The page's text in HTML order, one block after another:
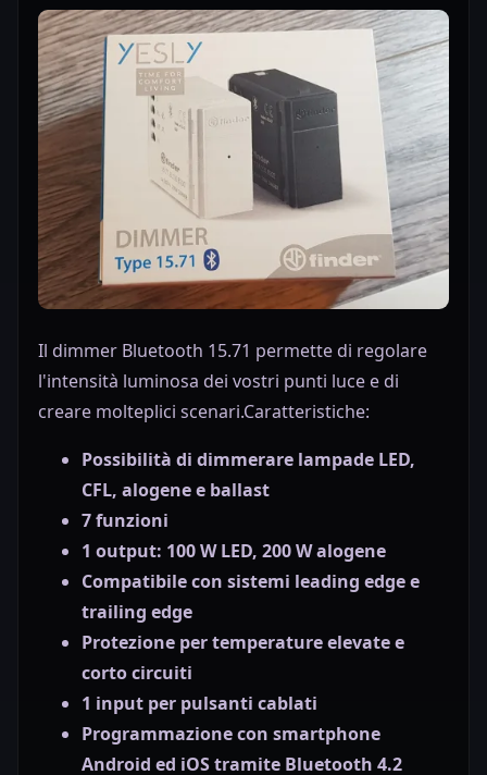
Il dimmer Bluetooth 15.71 permette di regolare
l'intensità luminosa dei vostri punti luce e di
creare molteplici scenari.Caratteristiche:
Possibilità di dimmerare lampade LED,
CFL, alogene e ballast
7 funzioni
1 output: 100 W LED, 200 W alogene
Compatibile con sistemi leading edge e
trailing edge
Protezione per temperature elevate e
corto circuiti
1 input per pulsanti cablati
Programmazione con smartphone
Android ed iOS tramite Bluetooth 4.2